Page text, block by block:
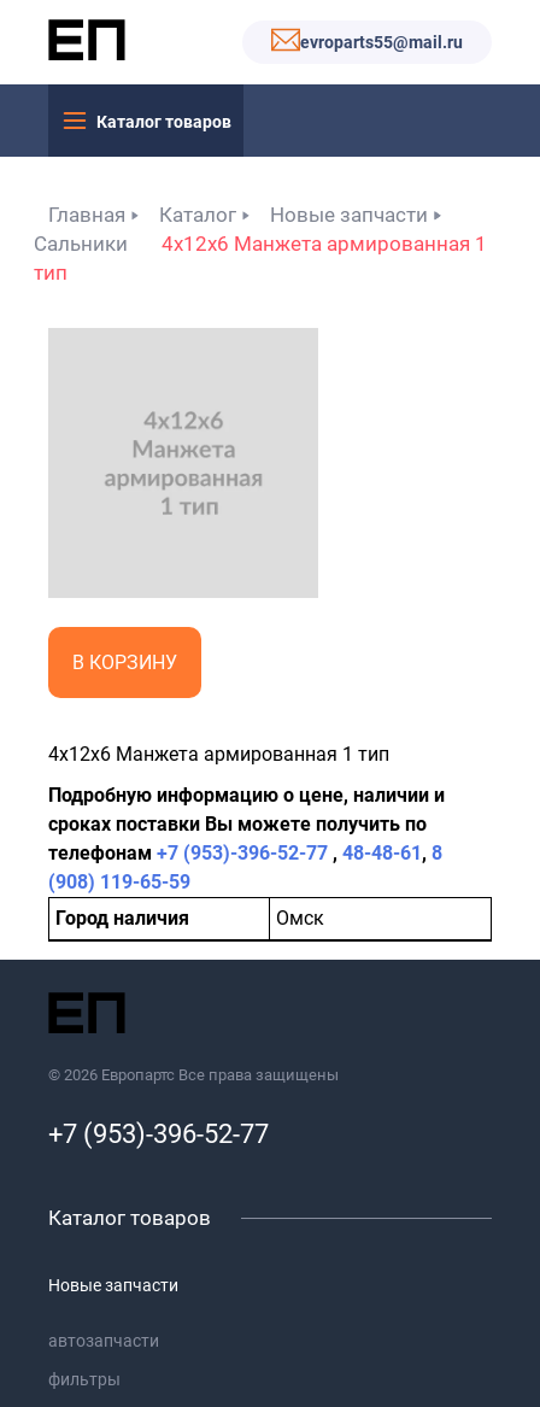
evroparts55@mail.ru
Каталог товаров
Главная Каталог
Новые запчасти
Сальники
4x12x6 Манжета армированная 1
тип
В КОРЗИНУ
4x12x6 Манжета армированная 1 тип
Подробную информацию о цене, наличии и
сроках поставки Вы можете получить по
телефонам +7 (953)-396-52-77 , 48-48-61, 8
(908) 119-65-59
Город наличия
Омск
© 2026 Европартс Все права защищены
+7 (953)-396-52-77
Каталог товаров
Новые запчасти
автозапчасти
фильтры